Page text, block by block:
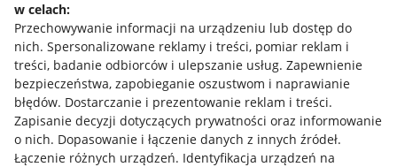
w celach:
Przechowywanie informacji na urządzeniu lub dostęp do
nich. Spersonalizowane reklamy i treści, pomiar reklam i
treści, badanie odbiorców i ulepszanie usług. Zapewnienie
bezpieczeństwa, zapobieganie oszustwom i naprawianie
błędów. Dostarczanie i prezentowanie reklam i treści.
Zapisanie decyzji dotyczących prywatności oraz informowanie
o nich. Dopasowanie i łączenie danych z innych źródeł.
Łączenie różnych urządzeń. Identyfikacja urządzeń na
Allegro Gadane dla sprzedających
Allegro Gadane dla kupujących
Mapa miejscowości
Informacje prawne
Regulamin